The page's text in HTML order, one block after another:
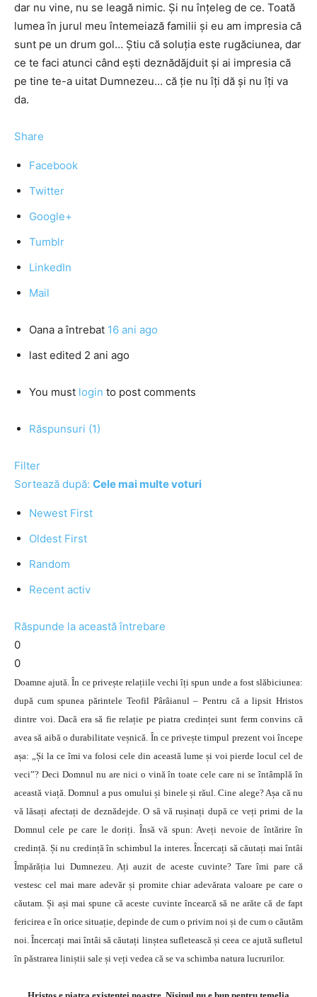
dar nu vine, nu se leagă nimic. Şi nu înţeleg de ce. Toată
lumea în jurul meu întemeiază familii şi eu am impresia că
sunt pe un drum gol… Ştiu că soluţia este rugăciunea, dar
ce te faci atunci când eşti deznădăjduit şi ai impresia că
pe tine te-a uitat Dumnezeu… că ţie nu îţi dă şi nu îţi va
da.
Share
Facebook
Twitter
Google+
Tumblr
LinkedIn
Mail
Oana a întrebat 16 ani ago
last edited 2 ani ago
You must login to post comments
Răspunsuri (1)
Filter
Sortează după: Cele mai multe voturi
Newest First
Oldest First
Random
Recent activ
Răspunde la această întrebare
0
0
Doamne ajută. În ce privește relațiile vechi îți spun unde a fost slăbiciunea:
după cum spunea părintele Teofil Pârâianul – Pentru că a lipsit Hristos
dintre voi. Dacă era să fie relație pe piatra credinței sunt ferm convins că
avea să aibă o durabilitate veșnică. În ce privește timpul prezent voi începe
așa: „Și la ce îmi va folosi cele din această lume și voi pierde locul cel de
veci”? Deci Domnul nu are nici o vină în toate cele care ni se întâmplă în
această viață. Domnul a pus omului și binele și răul. Cine alege? Așa că nu
vă lăsați afectați de deznădejde. O să vă rușinați după ce veți primi de la
Domnul cele pe care le doriți. Însă vă spun: Aveți nevoie de întărire în
credință. Și nu credință în schimbul la interes. Încercați să căutați mai întâi
Împărăția lui Dumnezeu. Ați auzit de aceste cuvinte? Tare îmi pare că
vestesc cel mai mare adevăr și promite chiar adevărata valoare pe care o
căutam. Și ași mai spune că aceste cuvinte încearcă să ne arăte că de fapt
fericirea e în orice situație, depinde de cum o privim noi și de cum o căutăm
noi. Încercați mai întâi să căutați linștea sufletească și ceea ce ajută sufletul
în păstrarea liniștii sale și veți vedea că se va schimba natura lucrurilor.